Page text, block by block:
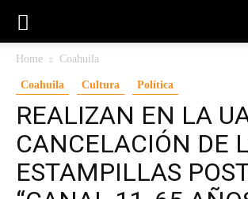
Home Coahuila
Coahuila Cultura Política
REALIZAN EN LA
CANCELACIÓN DE
ESTAMPILLAS